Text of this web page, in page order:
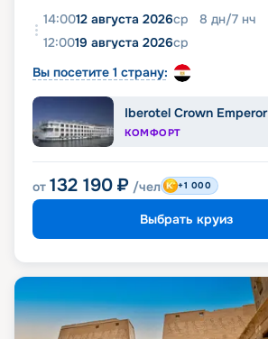
14:0012 августа 2026ср 8 дн/7 нч
12:0019 августа 2026ср
Вы посетите 1 страну:
Iberotel Crown Emperor
КОМФОРТ
от 132 190 ₽ /чел +1 000
Выбрать круиз